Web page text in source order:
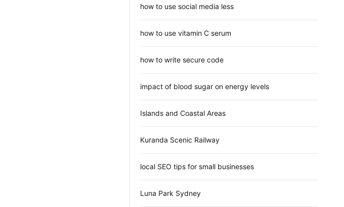
how to use social media less
how to use vitamin C serum
how to write secure code
impact of blood sugar on energy levels
Islands and Coastal Areas
Kuranda Scenic Railway
local SEO tips for small businesses
Luna Park Sydney